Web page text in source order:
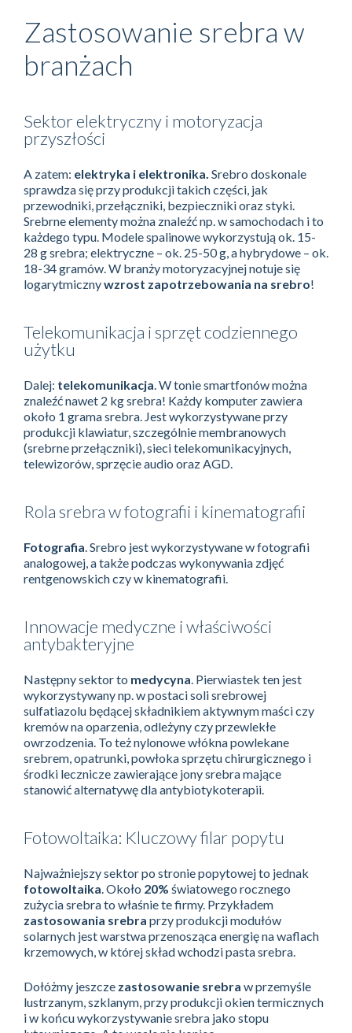
Zastosowanie srebra w
branżach
Sektor elektryczny i motoryzacja
przyszłości
A zatem: elektryka i elektronika. Srebro doskonale
sprawdza się przy produkcji takich części, jak
przewodniki, przełączniki, bezpieczniki oraz styki.
Srebrne elementy można znaleźć np. w samochodach i to
każdego typu. Modele spalinowe wykorzystują ok. 15-
28 g srebra; elektryczne – ok. 25-50 g, a hybrydowe – ok.
18-34 gramów. W branży motoryzacyjnej notuje się
logarytmicznywzrost zapotrzebowania na srebro!
Telekomunikacja i sprzęt codziennego
użytku
Dalej: telekomunikacja . W tonie smartfonów można
znaleźć nawet 2 kg srebra! Każdy komputer zawiera
około 1 grama srebra. Jest wykorzystywane przy
produkcji klawiatur, szczególnie membranowych
(srebrne przełączniki), sieci telekomunikacyjnych,
telewizorów, sprzęcie audio oraz AGD.
Rola srebra w fotografii i kinematografii
Fotografia . Srebro jest wykorzystywane w fotografii
analogowej, a także podczas wykonywania zdjęć
rentgenowskich czy w kinematografii.
Innowacje medyczne i właściwości
antybakteryjne
Następny sektor to medycyna . Pierwiastek ten jest
wykorzystywany np. w postaci soli srebrowej
sulfatiazolu będącej składnikiem aktywnym maści czy
kremów na oparzenia, odleżyny czy przewlekłe
owrzodzenia. To też nylonowe włókna powlekane
srebrem, opatrunki, powłoka sprzętu chirurgicznego i
środki lecznicze zawierające jony srebra mające
stanowić alternatywę dla antybiotykoterapii.
Fotowoltaika: Kluczowy filar popytu
Najważniejszy sektor po stronie popytowej to jednak
fotowoltaika . Około 20% światowego rocznego
zużycia srebra to właśnie te firmy. Przykładem
zastosowania srebra przy produkcji modułów
solarnych jest warstwa przenosząca energię na waflach
krzemowych, w której skład wchodzi pasta srebra.
Dołóżmy jeszcze zastosowanie srebra w przemyśle
lustrzanym, szklanym, przy produkcji okien termicznych
i w końcu wykorzystywanie srebra jako stopu